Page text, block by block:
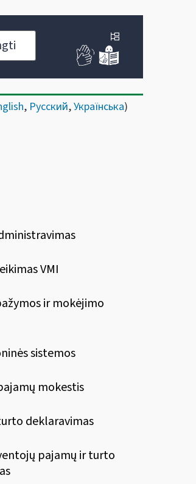
, Русский,Українська)
VMI
ir mokėjimo
sistemos
mokestis
deklaravimas
pajamų ir turto